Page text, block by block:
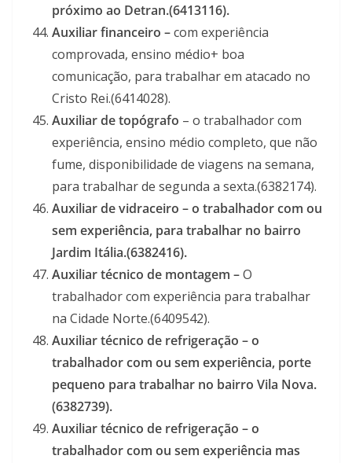
próximo ao Detran.(6413116).
Auxiliar financeiro –com experiência
comprovada, ensino médio+ boa
comunicação, para trabalhar em atacado no
Cristo Rei.(6414028).
Auxiliar de topógrafo – o trabalhador com
experiência, ensino médio completo, que não
fume, disponibilidade de viagens na semana,
para trabalhar de segunda a sexta.(6382174).
Auxiliar de vidraceiro – o trabalhador com ou
sem experiência, para trabalhar no bairro
Jardim Itália.(6382416).
Auxiliar técnico de montagem –O
trabalhador com experiência para trabalhar
na Cidade Norte.(6409542).
Auxiliar técnico de refrigeração – o
trabalhador com ou sem experiência, porte
pequeno para trabalhar no bairro Vila Nova.
(6382739).
Auxiliar técnico de refrigeração – o
trabalhador com ou sem experiência mas